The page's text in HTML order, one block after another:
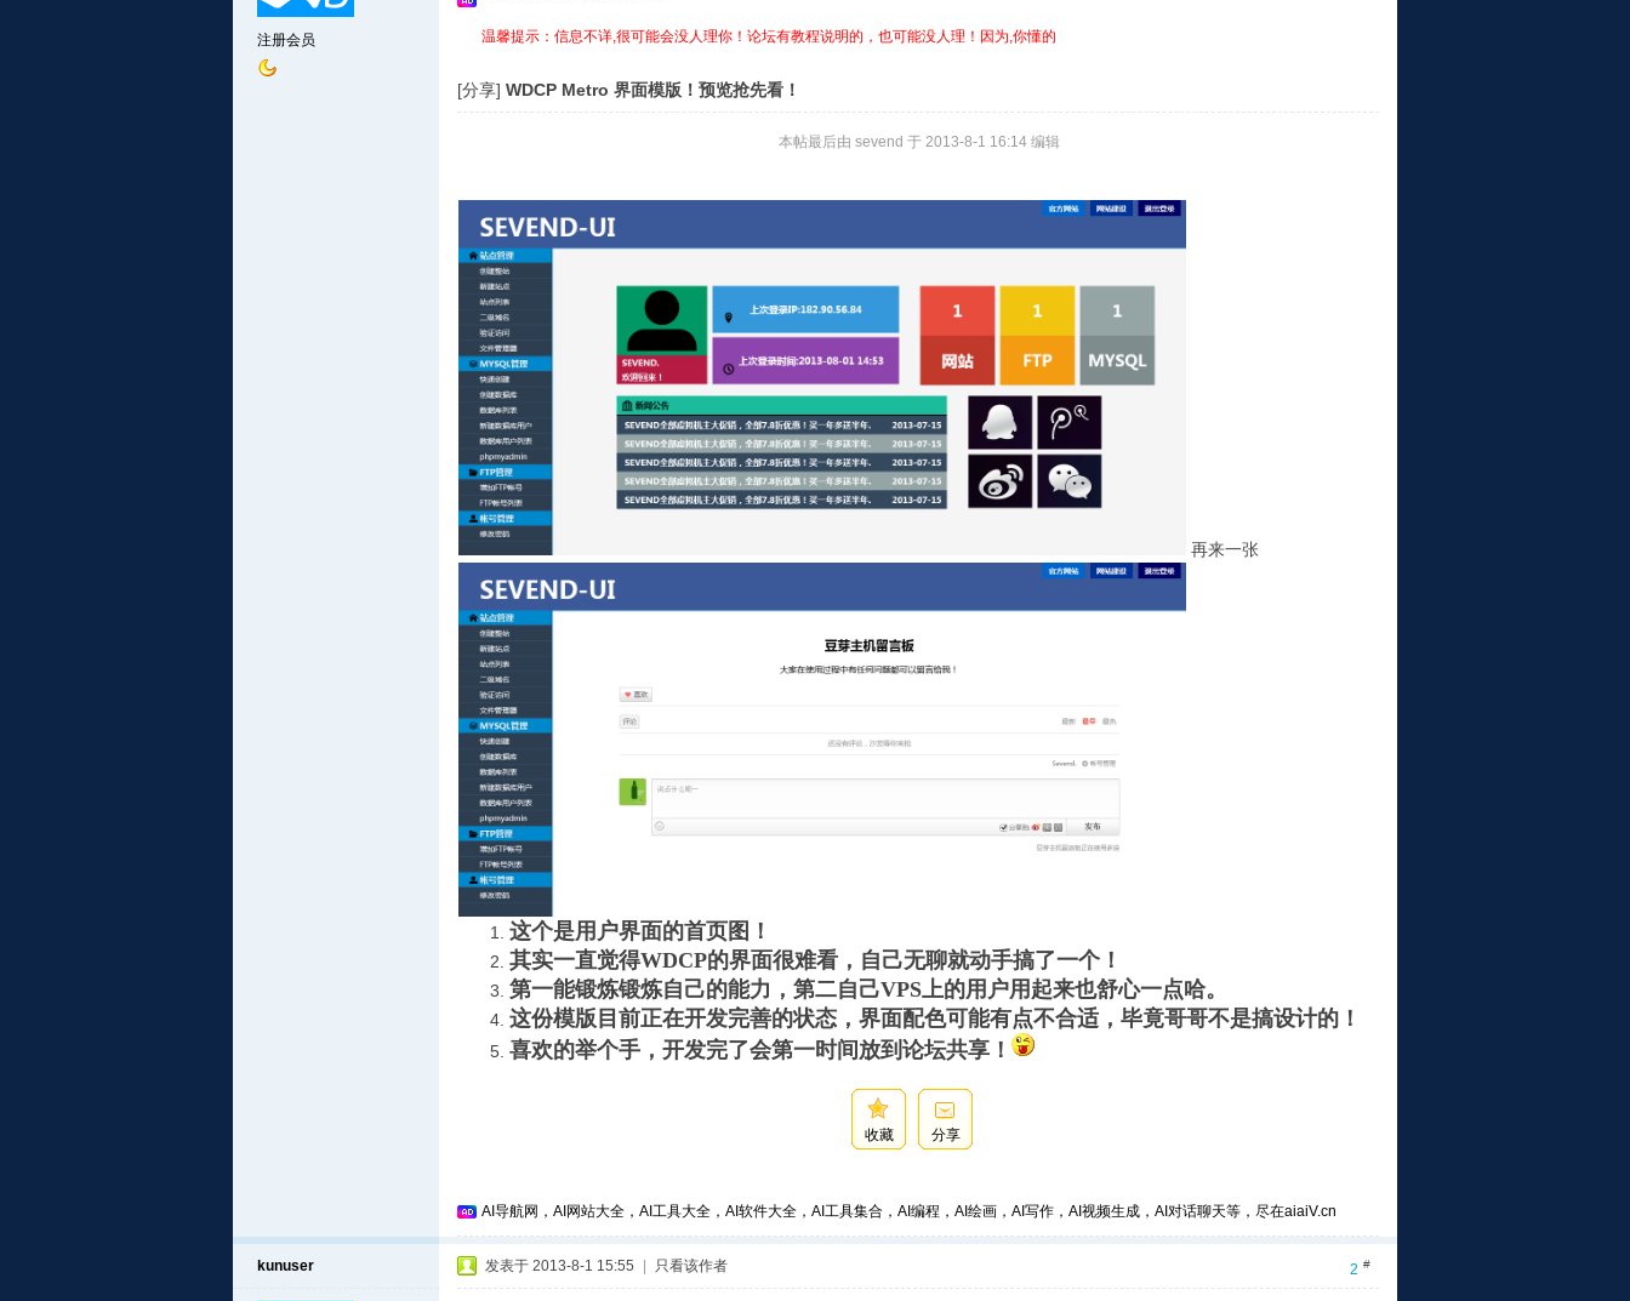
注册会员 温馨提示：信息不详,很可能会没人理你！论坛有教程说明的，也可能没人理！因为,你懂的
[分享] WDCP Metro 界面模版！预览抢先看！
本帖最后由 sevend 于 2013-8-1 16:14 编辑
再来一张
这个是用户界面的首页图！
其实一直觉得WDCP的界面很难看，自己无聊就动手搞了一个！
第一能锻炼锻炼自己的能力，第二自己VPS上的用户用起来也舒心一点哈。
这份模版目前正在开发完善的状态，界面配色可能有点不合适，毕竟哥哥不是搞设计的！
喜欢的举个手，开发完了会第一时间放到论坛共享！
收藏 分享
AI导航网，AI网站大全，AI工具大全，AI软件大全，AI工具集合，AI编程，AI绘画，AI写作，AI视频生成，AI对话聊天等，尽在aiaiV.cn
kunuser 2 #
发表于 2013-8-1 15:55 只看该作者